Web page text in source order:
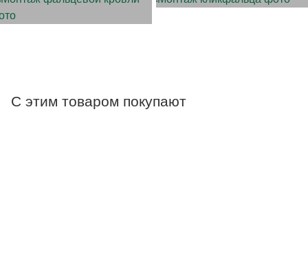
С этим товаром покупают